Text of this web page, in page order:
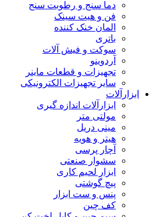
دما سنج و رطوبت سنج
فن و هیت سینک
المان خنک کننده
باتری
سوکت و فیش آلات
آردوینو
تجهیزات و قطعات ماینر
سایر تجهیزات الکترونیکی
ابزارآلات
ابزارآلات اندازه گیری
مولتی متر
مینی دریل
هیتر و هویه
آچار پرسی
سشوار صنعتی
ابزار لحیم کاری
پیچ گوشتی
پنس و ست ابزار
کف چین